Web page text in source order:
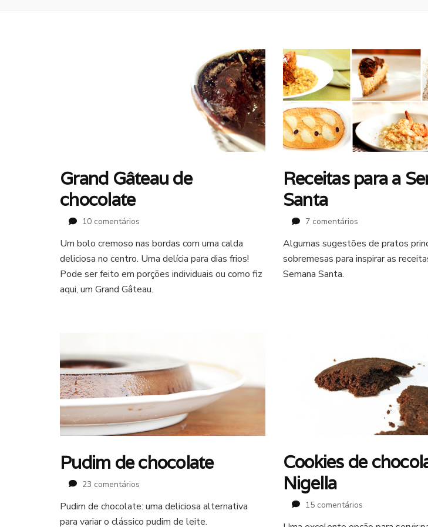
Grand Gâteau de
chocolate
10 comentários
Gâteau
de
chocolate
Um bolo cremoso nas bordas com uma calda
deliciosa no centro. Uma delícia para dias frios!
Pode ser feito em porções individuais ou como fiz
aqui, um Grand Gâteau.
Receitas para a
Santa
7 comentáriosem
para
a
Algumas sugestões de pratos
sobremesas para inspirar as
Semana Santa.
Pudim de chocolate
23 comentários
de
chocolate
Pudim de chocolate: uma deliciosa alternativa
para variar o clássico pudim de leite.
Cookies de
Nigella
15 comentáriosem